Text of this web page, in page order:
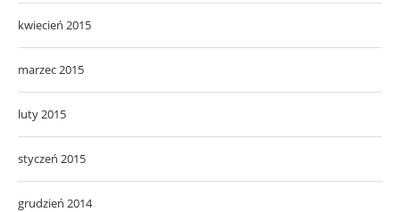
kwiecień 2015
marzec 2015
luty 2015
styczeń 2015
grudzień 2014